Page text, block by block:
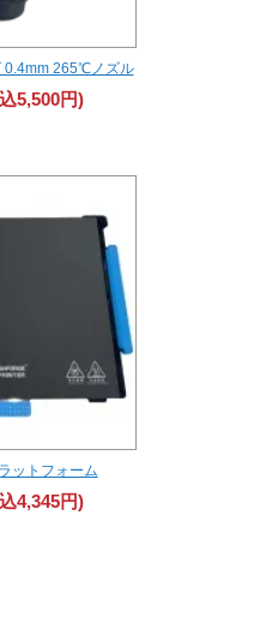
0.4mm 265℃ノズル
5,500円)
ットフォーム
4,345円)